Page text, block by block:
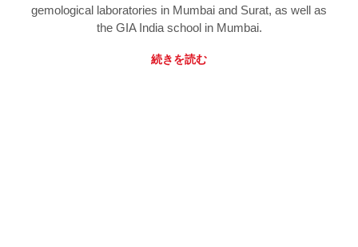
gemological laboratories in Mumbai and Surat, as well as
the GIA India school in Mumbai.
続きを読む